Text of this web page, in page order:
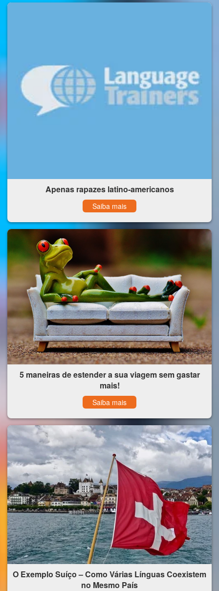
Apenas rapazes latino-americanos
Saiba mais
5 maneiras de estender a sua viagem sem gastar
mais!
Saiba mais
O Exemplo Suíço – Como Várias Línguas Coexistem
no Mesmo País